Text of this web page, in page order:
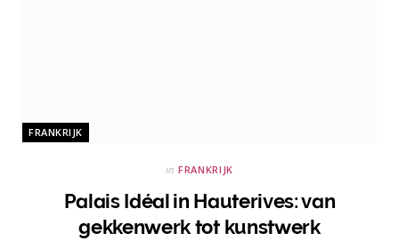
FRANKRIJK
in FRANKRIJK
Palais Idéal in Hauterives: van
gekkenwerk tot kunstwerk